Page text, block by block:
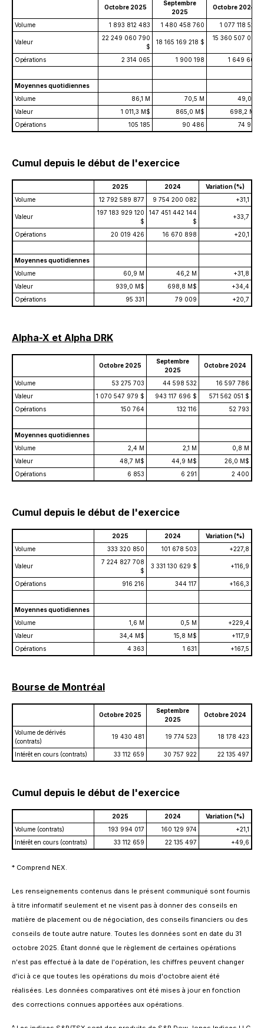
Octobre 2025
Septembre
2025
Octobre 2024
Volume 1 893 812 483 1 480 458 760 1 077 118 524
Valeur
22 249 060 790
$
18 165 169 218 $
15 360 507 092
Opérations
2 314 065 1 900 198 1 649 664
Moyennes quotidiennes
Volume
86,1 M 70,5 M
49,0 M
Valeur
1 011,3 M$ 865,0 M$
698,2 M$
Opérations
105 185 90 486 74 985
Cumul depuis le début de l'exercice
2025 2024
Variation (%)
Volume
12 792 589 877 9 754 200 082 +31,1
Valeur
197 183 929 120
$
147 451 442 144
$
+33,7
Opérations 20 019 426 16 670 898 +20,1
Moyennes quotidiennes
Volume
60,9 M 46,2 M
+31,8
Valeur
939,0 M$ 698,8 M$
+34,4
Opérations
95 331 79 009 +20,7
Alpha-X et Alpha DRK
Octobre 2025
Septembre
2025
Octobre 2024
Volume 53 275 703 44 598 532
16 597 786
Valeur
1 070 547 979 $ 943 117 696 $
571 562 051 $
Opérations
150 764 132 116 52 793
Moyennes quotidiennes
Volume
2,4 M 2,1 M
0,8 M
Valeur
48,7 M$ 44,9 M$
26,0 M$
Opérations
6 853 6 291 2 400
Cumul depuis le début de l'exercice
2025 2024
Variation (%)
Volume
333 320 850 101 678 503 +227,8
Valeur
7 224 827 708
$
3 331 130 629 $ +116,9
Opérations 916 216 344 117 +166,3
Moyennes quotidiennes
Volume
1,6 M 0,5 M
+229,4
Valeur
34,4 M$ 15,8 M$
+117,9
Opérations
4 363 1 631 +167,5
Bourse de Montréal
Octobre 2025
Septembre
2025
Octobre 2024
Volume de dérivés
(contrats)
19 430 481 19 774 523 18 178 423
Intérêt en cours (contrats) 33 112 659 30 757 922 22 135 497
Cumul depuis le début de l'exercice
2025 2024
Variation (%)
Volume (contrats)
193 994 017 160 129 974
+21,1
Intérêt en cours (contrats)
33 112 659 22 135 497 +49,6
* Comprend NEX.
Les renseignements contenus dans le présent communiqué sont fournis
à titre informatif seulement et ne visent pas à donner des conseils en
matière de placement ou de négociation, des conseils financiers ou des
conseils de toute autre nature. Toutes les données sont en date du 31
octobre 2025. Étant donné que le règlement de certaines opérations
n'est pas effectué à la date de l'opération, les chiffres peuvent changer
d'ici à ce que toutes les opérations du mois d'octobre aient été
réalisées. Les données comparatives ont été mises à jour en fonction
des corrections connues apportées aux opérations.